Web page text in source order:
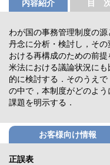
内容紹介 目
わが国の事務管理制度の
丹念に分析・検討し，そ
おける再構成のための前
米法における議論状況に
的に検討する．そのうえ
の中で，本制度がどのよ
課題を明示する．
お客様向け情報
正誤表